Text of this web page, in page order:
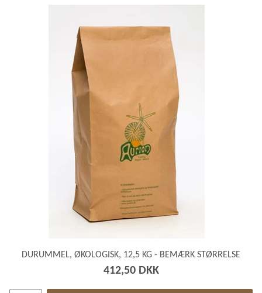
DURUMMEL, ØKOLOGISK, 12,5 KG - BEMÆRK STØRRELSE
412,50 DKK